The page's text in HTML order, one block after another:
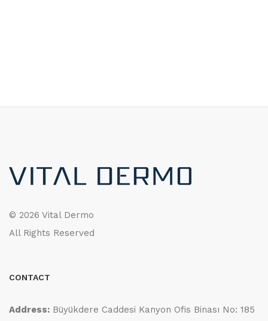
© 2026 Vital Dermo
All Rights Reserved
CONTACT
Address: Büyükdere Caddesi Kanyon Ofis Binası No: 185